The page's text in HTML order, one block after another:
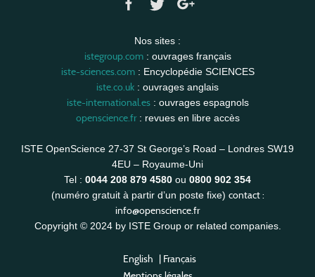
Nos sites :
istegroup.com: ouvrages français
iste-sciences.com: Encyclopédie SCIENCES
iste.co.uk : ouvrages anglais
iste-international.es: ouvrages espagnols
openscience.fr: revues en libre accès
ISTE OpenScience 27-37 St George’s Road – Londres SW19
4EU – Royaume-Uni
Tel : 0044 208 879 4580 ou 0800 902 354
(numéro gratuit à partir d’un poste fixe) contact :
info@openscience.fr
Copyright © 2024 by ISTE Group or related companies.
English | Français